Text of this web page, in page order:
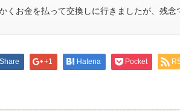
くお金を払って交換しに行きましたが、残念
Share +1 Hatena Pocket